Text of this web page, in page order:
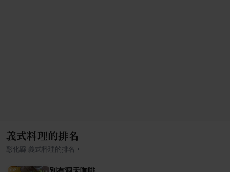
義式料理的排名
彰化縣 義式料理 的排名 ›